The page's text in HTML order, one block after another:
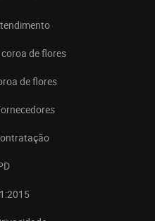
de flores
de flores